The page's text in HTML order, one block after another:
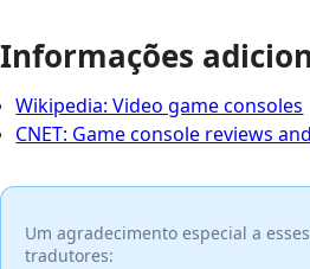
Informações
Wikipedia: Video game consoles
CNET: Game console reviews
Um agradecimento especial a esses
tradutores: